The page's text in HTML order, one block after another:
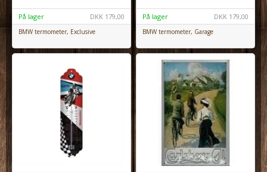
DKK 179,00
På lager
BMW termometer, Exclusive
DKK 179,00
På lager
BMW termometer, Garage